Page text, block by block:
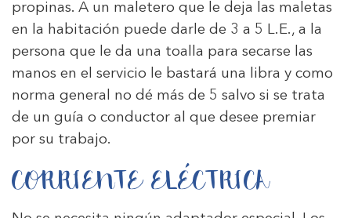
propinas. A un maletero que le deja las maletas
en la habitación puede darle de 3 a 5 L.E., a la
persona que le da una toalla para secarse las
manos en el servicio le bastará una libra y como
norma general no dé más de 5 salvo si se trata
de un guía o conductor al que desee premiar
por su trabajo.
CORRIENTE ELÉCTRICA